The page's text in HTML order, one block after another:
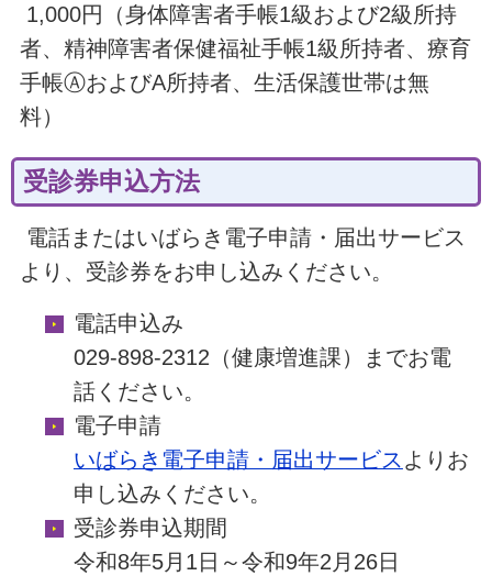
1,000円（身体障害者手帳1級および2級所持
者、精神障害者保健福祉手帳1級所持者、療育
手帳ⒶおよびA所持者、生活保護世帯は無
料）
受診券申込方法
電話またはいばらき電子申請・届出サービス
より、受診券をお申し込みください。
電話申込み
029-898-2312（健康増進課）までお電
話ください。
電子申請
いばらき電子申請・届出サービスよりお
申し込みください。
受診券申込期間
令和8年5月1日～令和9年2月26日